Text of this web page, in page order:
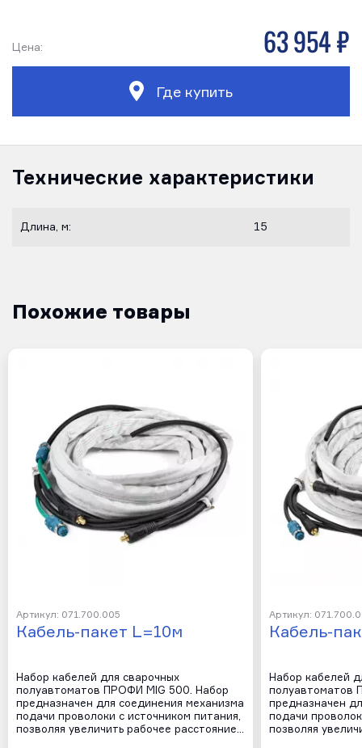
Цена: 63 954 р
Где купить
Технические характеристики
Длина, м: 15
Похожие товары
Артикул: 071.700.005
Кабель-пакет L=10м
Набор кабелей для сварочных
полуавтоматов ПРОФИ MIG 500. Набор
предназначен для соединения механизма
подачи проволоки с источником питания,
позволяя увеличить рабочее расстояние…
Артикул:
Кабель-
Набор кабелей
полуавтоматов
предназначен
подачи
позволяя